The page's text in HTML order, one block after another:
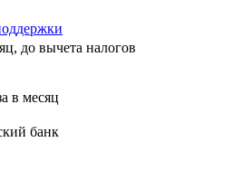
до вычета налогов
в месяц
банк